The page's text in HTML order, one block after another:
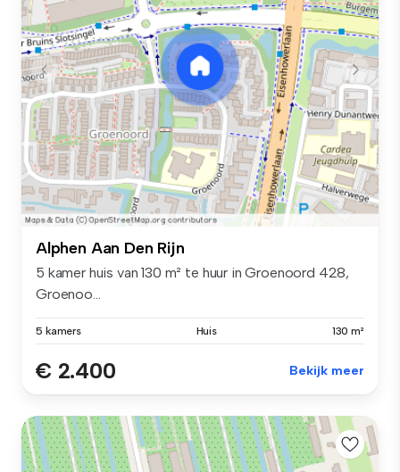
Alphen Aan Den Rijn
5 kamer huis van 130 m² te huur in Groenoord 428,
Groenoo...
5 kamers Huis 130 m²
€ 2.400 Bekijk meer